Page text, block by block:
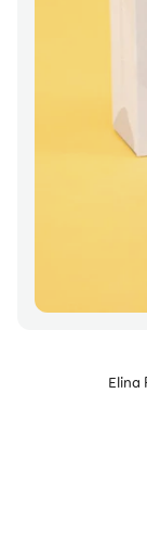
Elina